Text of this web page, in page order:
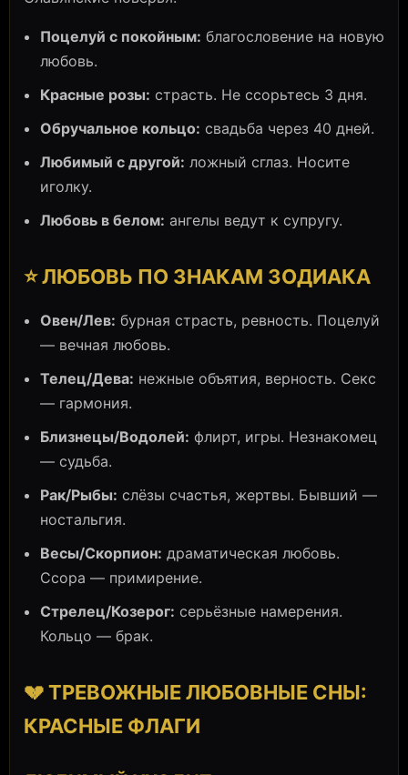
Поцелуй с покойным: благословение на новую
любовь.
Красные розы: страсть. Не ссорьтесь 3 дня.
Обручальное кольцо: свадьба через 40 дней.
Любимый с другой: ложный сглаз. Носите
иголку.
Любовь в белом: ангелы ведут к супругу.
⭐ ЛЮБОВЬ ПО ЗНАКАМ ЗОДИАКА
Овен/Лев: бурная страсть, ревность. Поцелуй
— вечная любовь.
Телец/Дева: нежные объятия, верность. Секс
— гармония.
Близнецы/Водолей: флирт, игры. Незнакомец
— судьба.
Рак/Рыбы: слёзы счастья, жертвы. Бывший —
ностальгия.
Весы/Скорпион: драматическая любовь.
Ссора — примирение.
Стрелец/Козерог: серьёзные намерения.
Кольцо — брак.
💔 ТРЕВОЖНЫЕ ЛЮБОВНЫЕ СНЫ:
КРАСНЫЕ ФЛАГИ